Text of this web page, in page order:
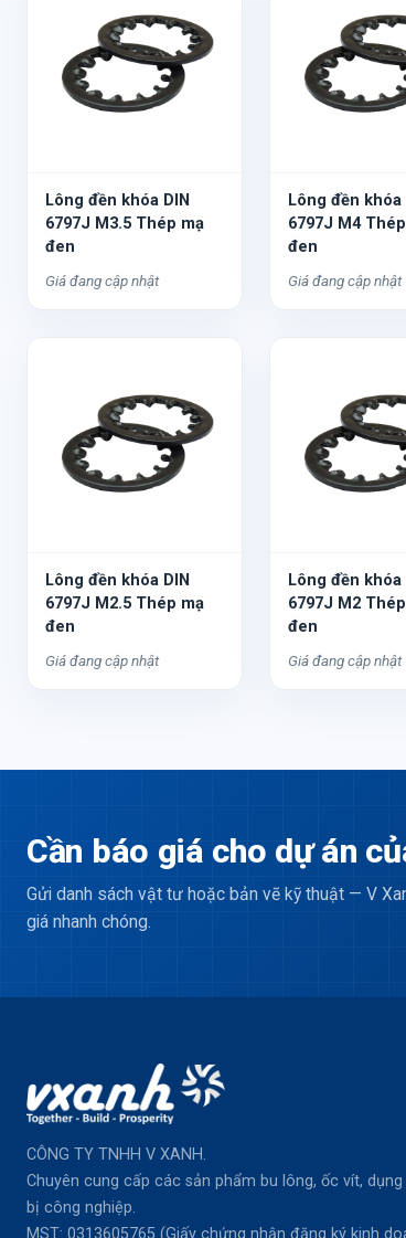
Lông đền khóa DIN
6797J M3.5 Thép mạ
đen
Giá đang cập nhật
Lông đền khóa
6797J M4
đen
Giá đang cập nhật
Lông đền khóa DIN
6797J M2.5 Thép mạ
đen
Giá đang cập nhật
Lông đền khóa
6797J M2
đen
Giá đang cập nhật
Cần báo giá cho dự án
Gửi danh sách vật tư hoặc bản vẽ kỹ thuật — V
giá nhanh chóng.
CÔNG TY TNHH V XANH.
Chuyên cung cấp các sản phẩm bu lông, ốc vít,
bị công nghiệp.
MST: 0313605765 (Giấy chứng nhận đăng ký kinh